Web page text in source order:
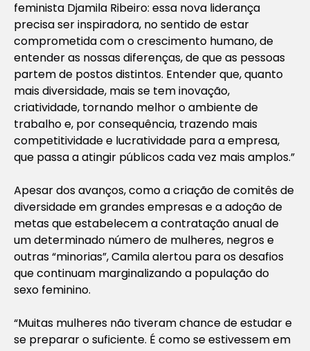
feminista Djamila Ribeiro: essa nova liderança
precisa ser inspiradora, no sentido de estar
comprometida com o crescimento humano, de
entender as nossas diferenças, de que as pessoas
partem de postos distintos. Entender que, quanto
mais diversidade, mais se tem inovação,
criatividade, tornando melhor o ambiente de
trabalho e, por consequência, trazendo mais
competitividade e lucratividade para a empresa,
que passa a atingir públicos cada vez mais amplos.”
Apesar dos avanços, como a criação de comitês de
diversidade em grandes empresas e a adoção de
metas que estabelecem a contratação anual de
um determinado número de mulheres, negros e
outras “minorias”, Camila alertou para os desafios
que continuam marginalizando a população do
sexo feminino.
“Muitas mulheres não tiveram chance de estudar e
se preparar o suficiente. É como se estivessem em